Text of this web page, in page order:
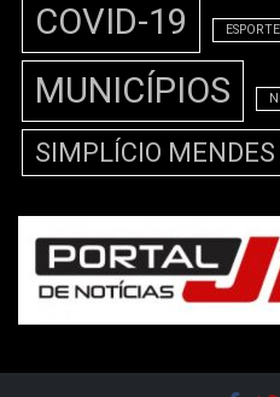
COVID-19
MUNICÍPIOS
SIMPLÍCIO MENDES